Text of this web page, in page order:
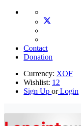
Contact
Donation
Currency: XOF
Wishlist: 12
Sign Up orLogin